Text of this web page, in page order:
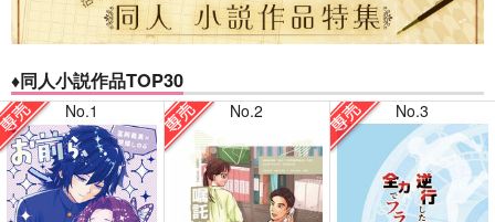
♦同人小説作品TOP30
No.1 No.2 No.3